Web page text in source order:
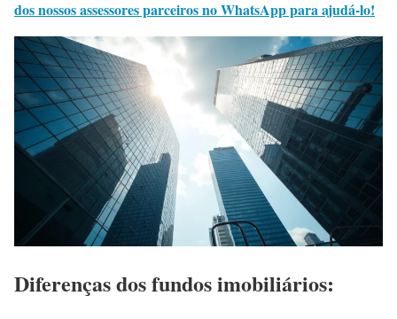
dos nossos assessores parceiros no WhatsApp para ajudá-lo!
Diferenças dos fundos imobiliários: